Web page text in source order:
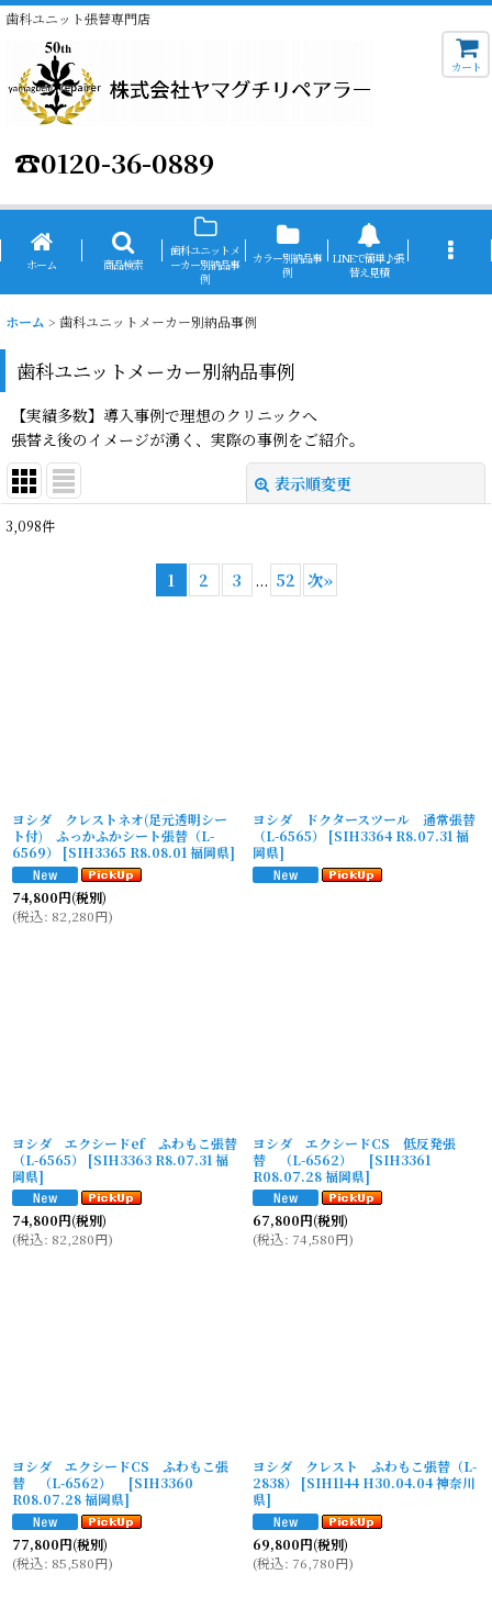
歯科ユニット張替専門店
☎0120-36-0889
カート
ホーム 商品検索
歯科ユニットメ
ーカー別納品事
例
カラー別納品事
例
LINEで簡単♪張
替え見積
ホーム > 歯科ユニットメーカー別納品事例
歯科ユニットメーカー別納品事例
【実績多数】導入事例で理想のクリニックへ
張替え後のイメージが湧く、実際の事例をご紹介。
表示順変更
3,098件
1 2 3 ... 52 次»
ヨシダ クレストネオ(足元透明シー
ト付) ふっかふかシート張替（L-
6569）
[SIH3365 R8.08.01 福岡県]
74,800円(税別)
(税込: 82,280円)
ヨシダ ドクタースツール 通常張替
（L-6565）
[SIH3364 R8.07.31 福
岡県]
ヨシダ エクシードef ふわもこ張替
（L-6565）
[SIH3363 R8.07.31 福
岡県]
74,800円(税別)
(税込: 82,280円)
ヨシダ エクシードCS 低反発張
替 （L-6562）
[SIH3361
R08.07.28 福岡県]
67,800円(税別)
(税込: 74,580円)
ヨシダ エクシードCS ふわもこ張
替 （L-6562）
[SIH3360
R08.07.28 福岡県]
77,800円(税別)
(税込: 85,580円)
ヨシダ クレスト ふわもこ張替（L-
2838）
[SIH1144 H30.04.04 神奈川
県]
69,800円(税別)
(税込: 76,780円)